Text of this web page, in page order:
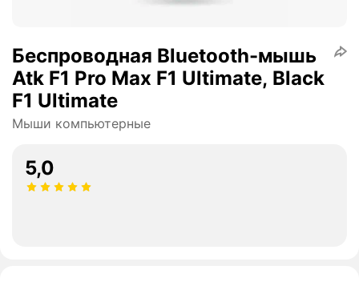
Беспроводная Bluetooth-мышь
Atk F1 Pro Max F1 Ultimate, Black
F1 Ultimate
Мыши компьютерные
5,0